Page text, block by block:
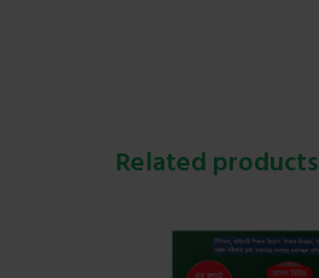
Related products